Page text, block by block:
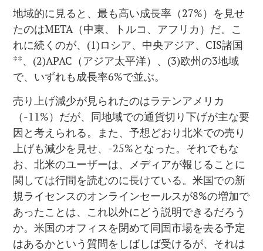
地域的に見ると、最も高い成長率（27%）を見せ
たのはMETA（中東、トルコ、アフリカ）だ。こ
れに続くのが、(1)ロシア、中央アジア、CIS諸国
**、(2)APAC（アジア太平洋）、(3)欧州の3地域
で、いずれも成長率6%で並ぶ。
売り上げ減少が見られたのはラテンアメリカ
（-11%）だが、同地域での通貨切り下げが主な要
因と考えられる。また、予想どおり北米での売り
上げも減少を見せ、-25%となった。それでもな
お、北米のユーザーは、メディアが報じることに
関しては行間を読むのに長けている。米国での新
規ライセンスのオンラインセールスが8%の増加で
あったことは、これ以外にどう説明できるだろう
か。米国のオフィスを閉めて同国市場を去る予定
はあるかという質問をしばしば受けるが、それは